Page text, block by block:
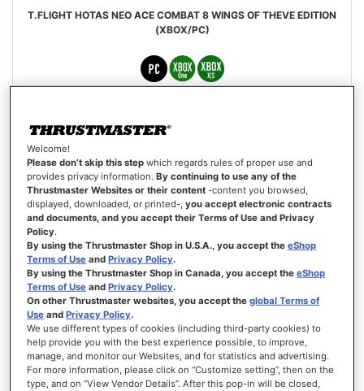
T.FLIGHT HOTAS NEO ACE COMBAT 8 WINGS OF THEVE EDITION
(XBOX/PC)
€ 129,99
VERLANGLIJST
WEERGEVEN
Welcome!
Please don’t skip this step which regards rules of proper use and
provides privacy information.By continuing to use any of the
Thrustmaster Websites or their content -content you browsed,
displayed, downloaded, or printed-,you accept electronic contracts
and documents, and you accept their Terms of Use and Privacy
Policy.
By using the Thrustmaster Shop in U.S.A., you accept theeShop
Terms of Use andPrivacy Policy.
By using the Thrustmaster Shop in Canada, you accept theeShop
Terms of Use andPrivacy Policy.
On other Thrustmaster websites, you accept theglobal Terms of
Use andPrivacy Policy.
We use different types of cookies (including third-party cookies) to
help provide you with the best experience possible, to improve,
manage, and monitor our Websites, and for statistics and advertising.
For more information, please click on “Customize setting”, then on the
type, and on “View Vendor Details”. After this pop-in will be closed,